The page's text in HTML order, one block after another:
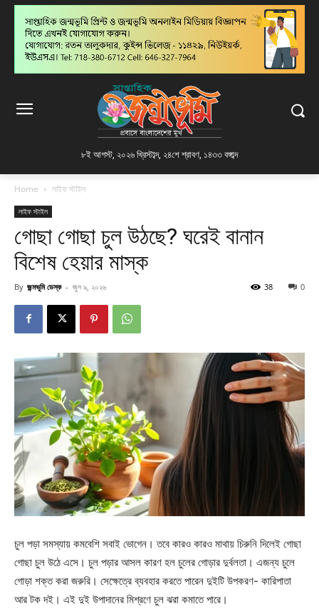
৮ই আগস্ট, ২০২৬ খ্রিস্টাব্দ, ২৪শে শ্রাবণ, ১৪৩৩ বঙ্গাব্দ
Home লাইফ স্টাইল
লাইফ স্টাইল
গোছা গোছা চুল উঠছে? ঘরেই বানান
বিশেষ হেয়ার মাস্ক
By জন্মভূমি ডেস্ক - জুন ৯, ২০২৬ 0
38
চুল পড়া সমস্যায় কমবেশি সবাই ভোগেন। তবে কারও কারও মাথায় চিরুনি দিলেই গোছা
গোছা চুল উঠে এসে। চুল পড়ার আসল কারণ হল চুলের গোড়ার দুর্বলতা। এজন্য চুলে
গোড়া শক্ত করা জরুরি। সেক্ষেত্রে ব্যবহার করতে পারেন দুইটি উপকরণ- কারিপাতা
আর টক দই। এই দুই উপাদানের মিশ্রণে চুল ঝরা কমাতে পারে।